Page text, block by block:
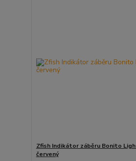
Zfish Indikátor záběru Bonito
červený